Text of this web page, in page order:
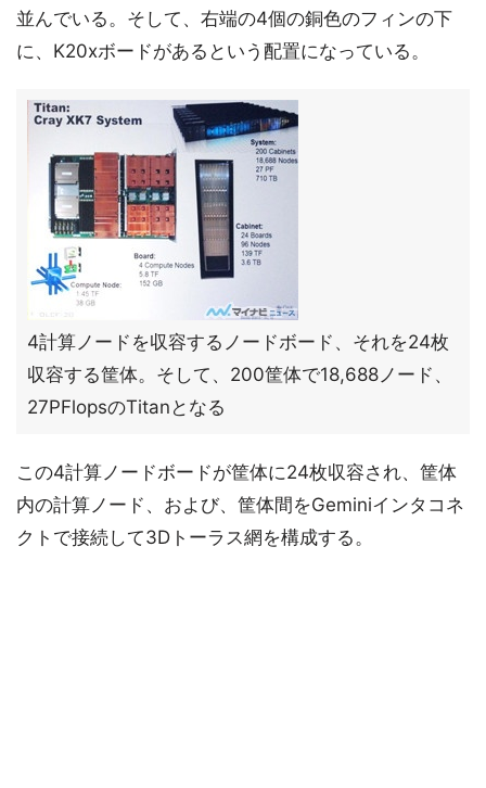
並んでいる。そして、右端の4個の銅色のフィンの下
に、K20xボードがあるという配置になっている。
4計算ノードを収容するノードボード、それを24枚
収容する筐体。そして、200筐体で18,688ノード、
27PFlopsのTitanとなる
この4計算ノードボードが筐体に24枚収容され、筐体
内の計算ノード、および、筐体間をGeminiインタコネ
クトで接続して3Dトーラス網を構成する。